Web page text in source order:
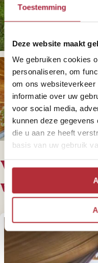
Toestemming
Deze website maakt
We gebruiken cookies
personaliseren, om
om ons
informatie over uw
voor social media,
kunnen deze
die u aan ze heeft
basis van uw gebruik
Voor deze
volgende